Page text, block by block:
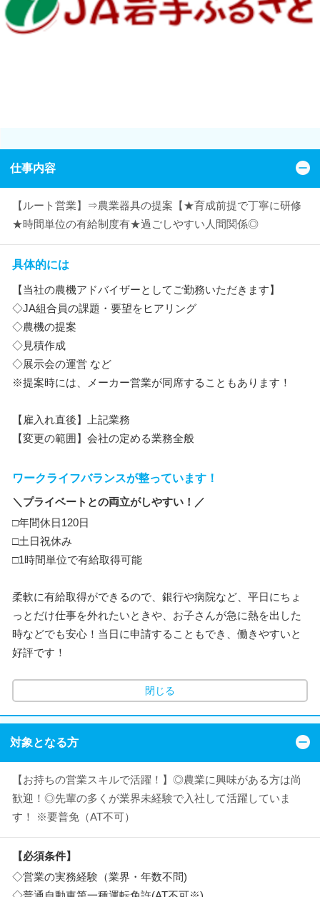
仕事内容
【ルート営業】⇒農業器具の提案【★育成前提で丁寧に研修
★時間単位の有給制度有★過ごしやすい人間関係◎
具体的には
【当社の農機アドバイザーとしてご勤務いただきます】
◇JA組合員の課題・要望をヒアリング
◇農機の提案
◇見積作成
◇展示会の運営 など
※提案時には、メーカー営業が同席することもあります！
【雇入れ直後】上記業務
【変更の範囲】会社の定める業務全般
ワークライフバランスが整っています！
＼プライベートとの両立がしやすい！／
□年間休日120日
□土日祝休み
□1時間単位で有給取得可能
柔軟に有給取得ができるので、銀行や病院など、平日にちょ
っとだけ仕事を外れたいときや、お子さんが急に熱を出した
時などでも安心！当日に申請することもでき、働きやすいと
好評です！
閉じる
対象となる方
【お持ちの営業スキルで活躍！】◎農業に興味がある方は尚
歓迎！◎先輩の多くが業界未経験で入社して活躍していま
す！ ※要普免（AT不可）
【必須条件】
◇営業の実務経験（業界・年数不問)